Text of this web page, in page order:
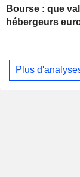
Bourse : que
hébergeurs
Plus